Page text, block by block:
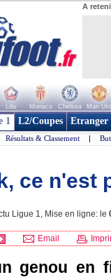
A
Lille Monaco Chelsea Man Utd
1 L2/Coupes Etranger
Résultats & Classement |
ce n'est
Ligue 1, Mise en ligne: le
Email
genou en